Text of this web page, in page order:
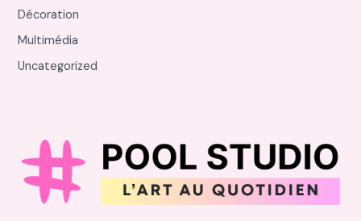
Décoration
Multimédia
Uncategorized